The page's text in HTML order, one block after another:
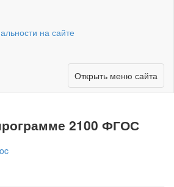
на сайте
Открыть меню сайта
2100 ФГОС